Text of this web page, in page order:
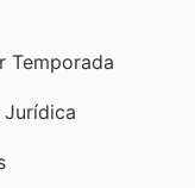
Temporada
Jurídica